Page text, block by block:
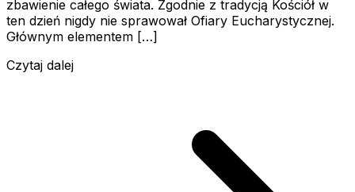
zbawienie całego świata. Zgodnie z tradycją Kościół w
ten dzień nigdy nie sprawował Ofiary Eucharystycznej.
Głównym elementem […]
Czytaj dalej